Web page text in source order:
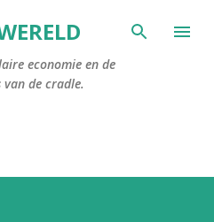
Doorgaan naar hoofdcontent
economie en de
de cradle.